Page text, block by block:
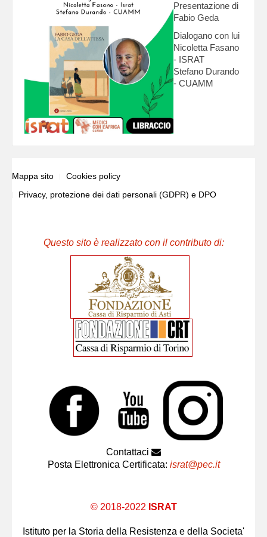
Presentazione di
Fabio Geda
Dialogano con lui
Nicoletta Fasano
- ISRAT
Stefano Durando
- CUAMM
Mappa sito
Cookies policy
Privacy, protezione dei dati personali (GDPR) e DPO
Questo sito è realizzato con il contributo di:
Contattaci
Posta Elettronica Certificata: israt@pec.it
© 2018-2022 ISRAT
Istituto per la Storia della Resistenza e della Societa'